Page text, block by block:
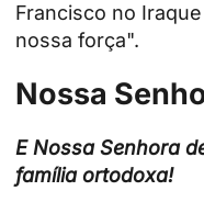
Francisco no
nossa força".
Nossa
E Nossa Senhora
família ortodoxa!